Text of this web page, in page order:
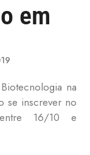
em
na
se inscrever no
16/10 e